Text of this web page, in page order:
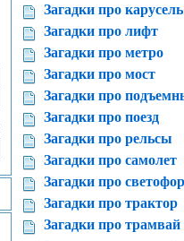
Загадки про карусель
Загадки про лифт
Загадки про метро
Загадки про мост
Загадки про
Загадки про поезд
Загадки про рельсы
Загадки про самолет
Загадки про светофор
Загадки про трактор
Загадки про трамвай